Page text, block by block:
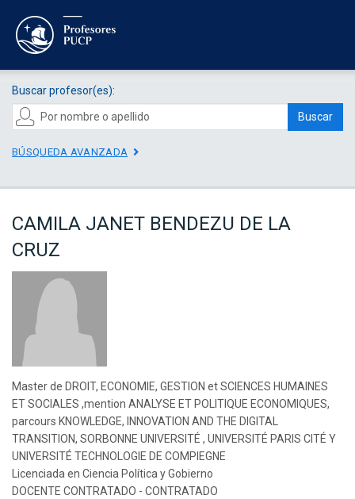
Buscar profesor(es):
Buscar
BÚSQUEDA AVANZADA
CAMILA JANET BENDEZU DE LA
CRUZ
Master de DROIT, ECONOMIE, GESTION et SCIENCES HUMAINES
ET SOCIALES ,mention ANALYSE ET POLITIQUE ECONOMIQUES,
parcours KNOWLEDGE, INNOVATION AND THE DIGITAL
TRANSITION, SORBONNE UNIVERSITÉ , UNIVERSITÉ PARIS CITÉ Y
UNIVERSITÉ TECHNOLOGIE DE COMPIEGNE
Licenciada en Ciencia Política y Gobierno
DOCENTE CONTRATADO - CONTRATADO